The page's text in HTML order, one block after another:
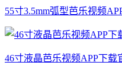
55寸3.5mm弧型芭乐视频
46寸液晶芭乐视频APP下载